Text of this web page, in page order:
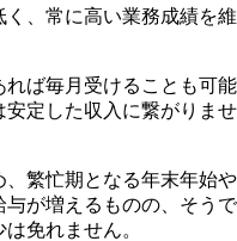
、常に高い業務成績を維
ば毎月受けることも可能
定した収入に繋がりませ
繁忙期となる年末年始や
が増えるものの、そうで
免れません。